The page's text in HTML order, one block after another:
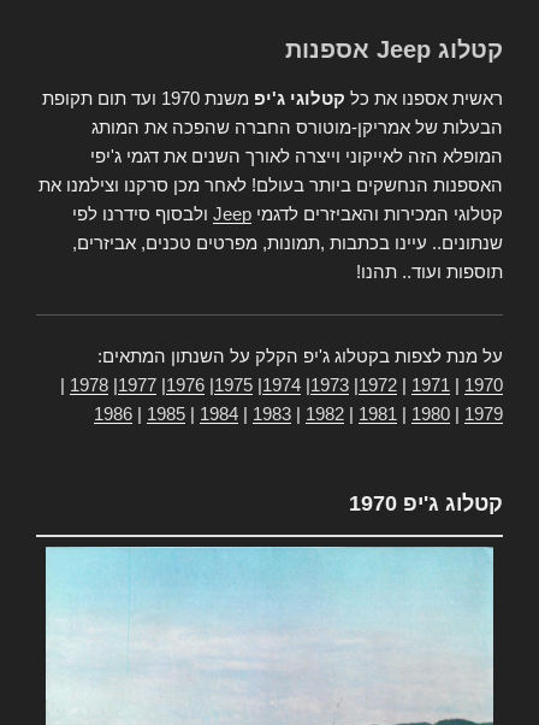
קטלוג Jeep אספנות
ראשית אספנו את כל קטלוגי ג'יפ
משנת 1970 ועד תום תקופת
הבעלות של אמריקן-מוטורס החברה שהפכה את המותג
המופלא הזה לאייקוני וייצרה לאורך השנים את דגמי ג'יפי
האספנות הנחשקים ביותר בעולם! לאחר מכן סרקנו וצילמנו את
קטלוגי המכירות והאביזרים לדגמי Jeep ולבסוף סידרנו לפי
שנתונים.. עיינו בכתבות ,תמונות, מפרטים טכנים, אביזרים,
תוספות ועוד.. תהנו!
על מנת לצפות בקטלוג ג'יפ הקלק על השנתון המתאים:
1970
1971
1972
1973
1974
1975
1976
1977
1978
1979
1980
1981
1982
1983
1984
1985
1986
קטלוג ג'יפ 1970